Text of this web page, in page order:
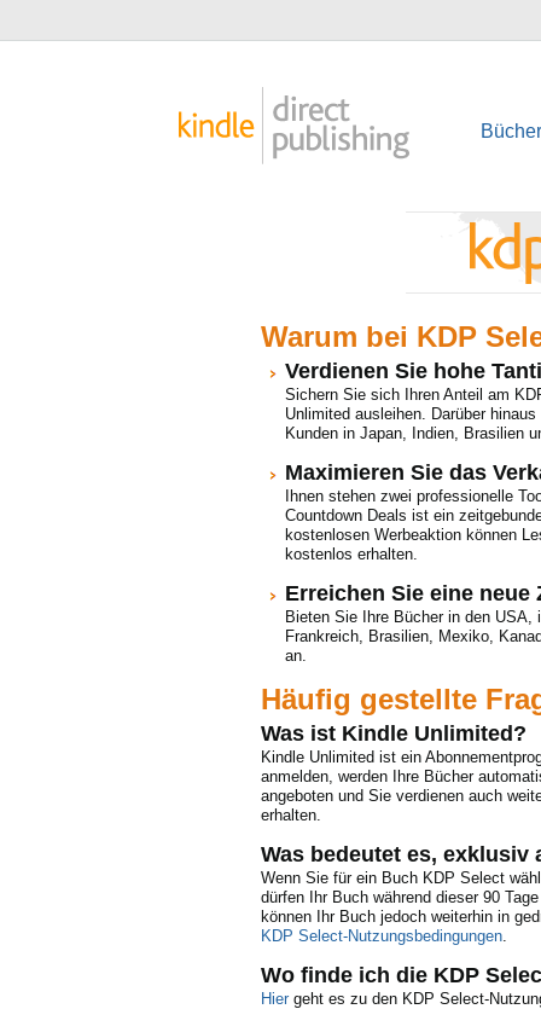
Warum bei KDP
Verdienen Sie hohe
Sichern Sie sich Ihren Anteil am
Unlimited ausleihen. Darüber
Kunden in Japan, Indien, Brasilien
Maximieren Sie das
Ihnen stehen zwei professionelle
Countdown Deals ist ein
kostenlosen Werbeaktion können
kostenlos erhalten.
Erreichen Sie eine neue
Bieten Sie Ihre Bücher in den
Frankreich, Brasilien, Mexiko,
an.
Häufig gestellte
Was ist Kindle Unlimited?
Kindle Unlimited ist ein
anmelden, werden Ihre Bücher
angeboten und Sie verdienen auch
erhalten.
Was bedeutet es,
Wenn Sie für ein Buch KDP Select
dürfen Ihr Buch während dieser 90
können Ihr Buch jedoch weiterhin in
KDP Select-Nutzungsbedingungen.
Wo finde ich die KDP
Hier geht es zu den KDP Select-